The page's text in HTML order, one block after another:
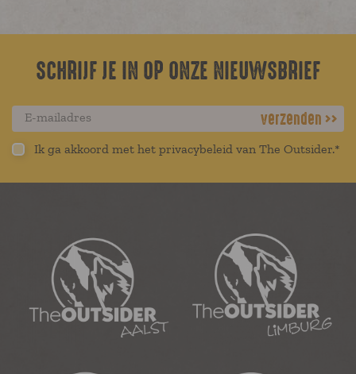
SCHRIJF JE IN OP ONZE NIEUWSBRIEF
verzenden
Ik ga akkoord met het privacybeleid van The Outsider.*